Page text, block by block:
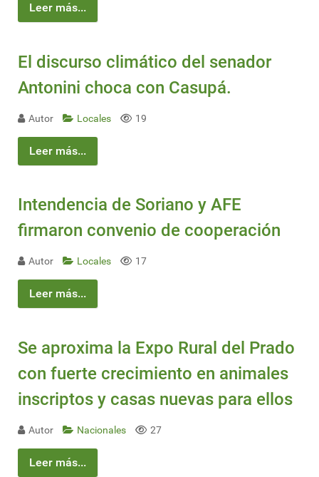
Leer más...
El discurso climático del senador
Antonini choca con Casupá.
Autor Locales 19
Leer más...
Intendencia de Soriano y AFE
firmaron convenio de cooperación
Autor Locales 17
Leer más...
Se aproxima la Expo Rural del Prado
con fuerte crecimiento en animales
inscriptos y casas nuevas para ellos
Autor Nacionales 27
Leer más...